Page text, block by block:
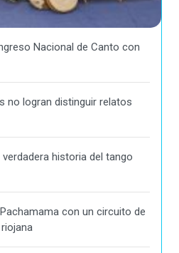
Nacional de Canto con
no logran distinguir relatos
historia del tango
con un circuito de